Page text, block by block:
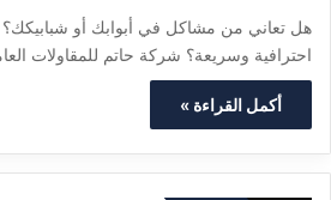
هل تعاني من مشاكل في أبوابك أو
احترافية وسريعة؟ شركة حاتم للمقاولات
أكمل القراءة »